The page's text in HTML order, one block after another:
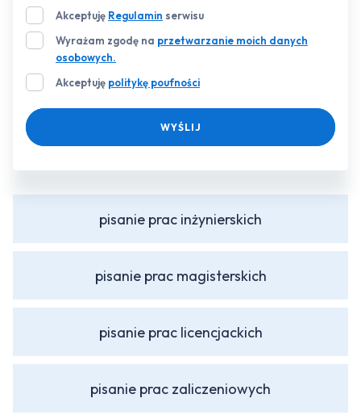
Akceptuję Regulamin serwisu
Wyrażam zgodę na przetwarzanie moich danych
osobowych.
Akceptuję politykę poufności
WYŚLIJ
pisanie prac inżynierskich
pisanie prac magisterskich
pisanie prac licencjackich
pisanie prac zaliczeniowych